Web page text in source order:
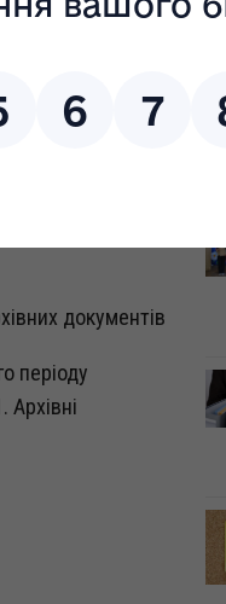
осіб на
місцевого
документів
України,
документів
періоду
Архівні